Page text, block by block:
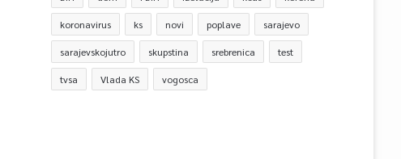
koronavirus ks novi poplave sarajevo
sarajevskojutro skupstina srebrenica test
tvsa Vlada KS vogosca